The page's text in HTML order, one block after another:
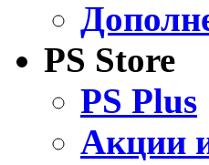
PS Store
PS Plus
Акции